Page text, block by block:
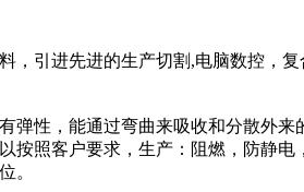
引进先进的生产切割,电脑数控，
性，能通过弯曲来吸收和分散外
照客户要求，生产：阻燃，防静
。